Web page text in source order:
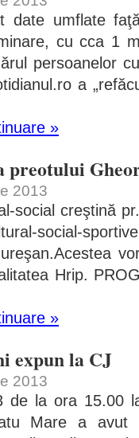
date umflate
cu cca 1
persoanelor
a
»
preotului
2013
social creştină
social-
Hrip.
»
expun la CJ
2013
de la ora 15.00
Mare a avut